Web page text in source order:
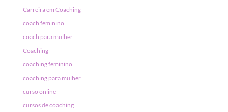
Carreira em Coaching
coach feminino
coach para mulher
Coaching
coaching feminino
coaching para mulher
curso online
cursos de coaching